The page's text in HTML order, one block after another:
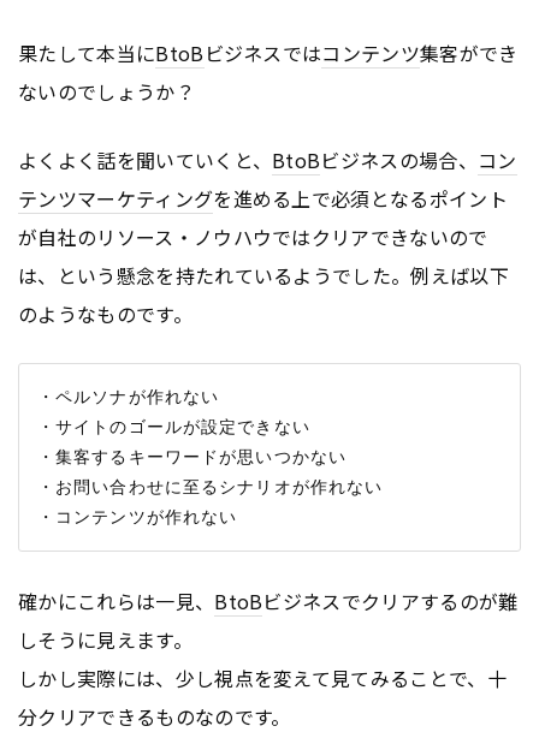
果たして本当にBtoBビジネスではコンテンツ集客ができ
ないのでしょうか？
よくよく話を聞いていくと、 BtoBビジネスの場合、 コン
テンツマーケティングを進める上で必須となるポイント
が自社のリソース・ノウハウではクリアできないので
は、という懸念を持たれているようでした。例えば以下
のようなものです。
・ペルソナが作れない
・サイトのゴールが設定できない
・集客するキーワードが思いつかない
・お問い合わせに至るシナリオが作れない
確かにこれらは一見、 BtoBビジネスでクリアするのが難
しそうに見えます。
しかし実際には、少し視点を変えて見てみることで、十
分クリアできるものなのです。